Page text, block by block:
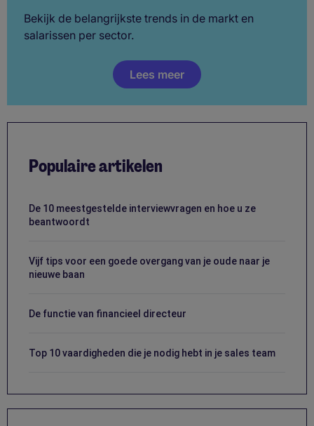
Bekijk de belangrijkste trends in de markt en
salarissen per sector.
Lees meer
Populaire artikelen
De 10 meestgestelde interviewvragen en hoe u ze
beantwoordt
Vijf tips voor een goede overgang van je oude naar je
nieuwe baan
De functie van financieel directeur
Top 10 vaardigheden die je nodig hebt in je sales team